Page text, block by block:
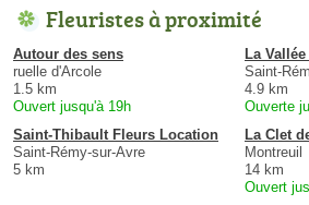
Fleuristes à proximité
Autour des sens
ruelle d'Arcole
1.5 km
Ouvert jusqu'à 19h
La
Saint-
4.9 km
Ouverte
Saint-Thibault Fleurs Location
Saint-Rémy-sur-Avre
5 km
La Clet
Montreuil
14 km
Ouvert